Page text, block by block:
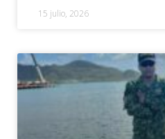
15 julio, 2026